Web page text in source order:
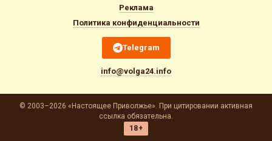
Реклама
Политика конфиденциальности
Telegram
info@volga24.info
© 2003–2026 «Настоящее Приволжье». При цитировании активная
ссылка обязательна.
18+